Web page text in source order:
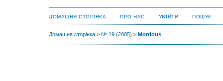
ДОМАШНЯ СТОРІНКА ПРО НАС УВІЙТИ ПОШУК
Домашня сторінка > № 19 (2005) > Mordous